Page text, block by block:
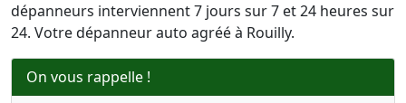
dépanneurs interviennent 7 jours sur 7 et 24 heures sur
24. Votre dépanneur auto agréé à Rouilly.
On vous rappelle !